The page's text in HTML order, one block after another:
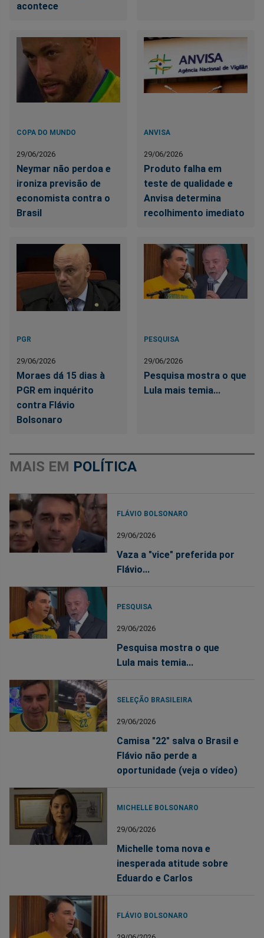
acontece
COPA DO MUNDO
29/06/2026
Neymar não perdoa e
ironiza previsão de
economista contra o
Brasil
ANVISA
29/06/2026
Produto falha em
teste de qualidade e
Anvisa determina
recolhimento imediato
PGR
29/06/2026
Moraes dá 15 dias à
PGR em inquérito
contra Flávio
Bolsonaro
PESQUISA
29/06/2026
Pesquisa mostra o que
Lula mais temia...
MAIS EM POLÍTICA
FLÁVIO BOLSONARO
29/06/2026
Vaza a "vice" preferida por
Flávio...
PESQUISA
29/06/2026
Pesquisa mostra o que
Lula mais temia...
SELEÇÃO BRASILEIRA
29/06/2026
Camisa "22" salva o Brasil e
Flávio não perde a
oportunidade (veja o vídeo)
MICHELLE BOLSONARO
29/06/2026
Michelle toma nova e
inesperada atitude sobre
Eduardo e Carlos
FLÁVIO BOLSONARO